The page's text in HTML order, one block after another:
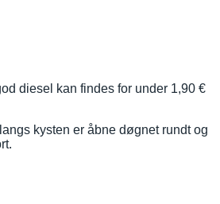
diesel kan findes for under 1,90 €
kysten er åbne døgnet rundt og